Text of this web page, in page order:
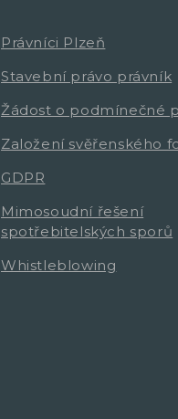
Právníci Plzeň
Stavební právo právník
Žádost o podmínečné
Založení svěřenského
GDPR
Mimosoudní řešení
spotřebitelských sporů
Whistleblowing